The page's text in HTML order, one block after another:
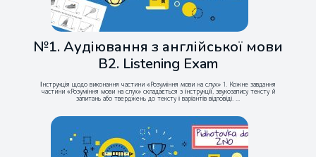
№1. Аудіювання з англійської мови
B2. Listening Exam
Інструкція щодо виконання частини «Розуміння мови на слух» 1. Кожне завдання
частини «Розуміння мови на слух» складається з інструкції, звукозапису тексту й
запитань або тверджень до тексту і варіантів відповіді. ...